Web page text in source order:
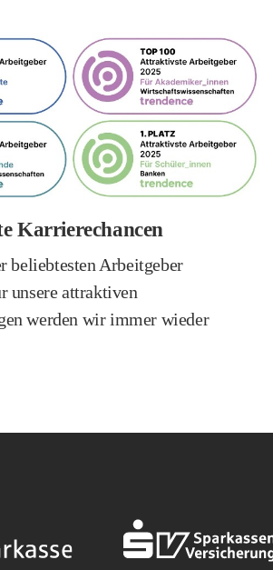
Karrierechancen
beliebtesten Arbeitgeber
unsere attraktiven
werden wir immer wieder